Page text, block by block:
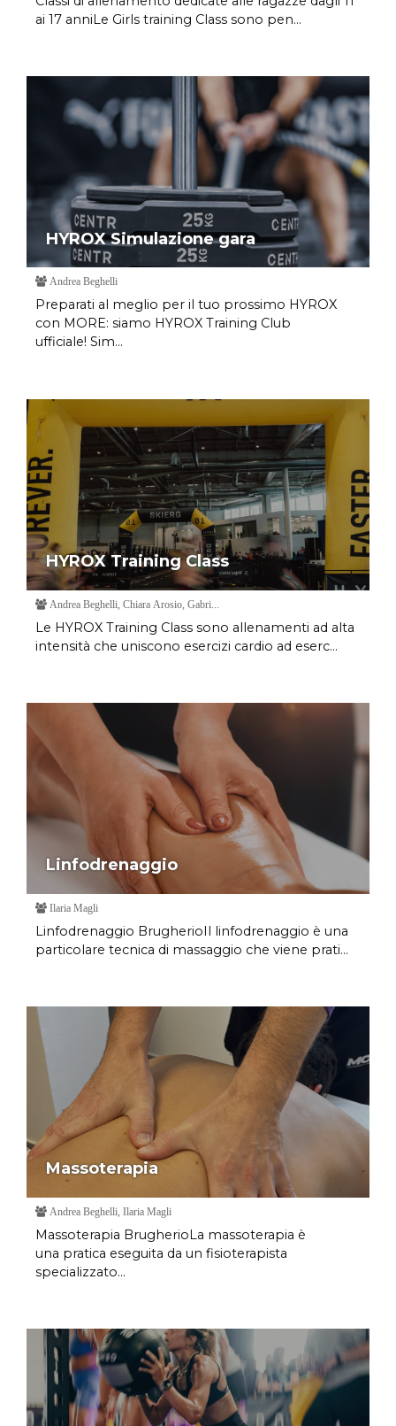
ai 17 anniLe Girls training Class sono pen...
HYROX Simulazione gara
Andrea Beghelli
Preparati al meglio per il tuo prossimo HYROX
con MORE: siamo HYROX Training Club
ufficiale! Sim...
HYROX Training Class
Andrea Beghelli, Chiara Arosio, Gabri...
Le HYROX Training Class sono allenamenti ad alta
intensità che uniscono esercizi cardio ad eserc...
Linfodrenaggio
Ilaria Magli
Linfodrenaggio BrugherioIl linfodrenaggio è una
particolare tecnica di massaggio che viene prati...
Massoterapia
Andrea Beghelli, Ilaria Magli
Massoterapia BrugherioLa massoterapia è
una pratica eseguita da un fisioterapista
specializzato...